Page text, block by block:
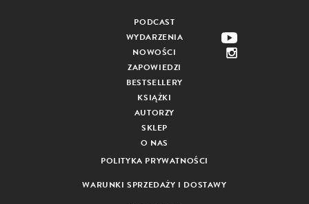
PODCAST
WYDARZENIA
NOWOŚCI
ZAPOWIEDZI
BESTSELLERY
KSIĄŻKI
AUTORZY
SKLEP
O NAS
POLITYKA PRYWATNOŚCI
WARUNKI SPRZEDAŻY I DOSTAWY